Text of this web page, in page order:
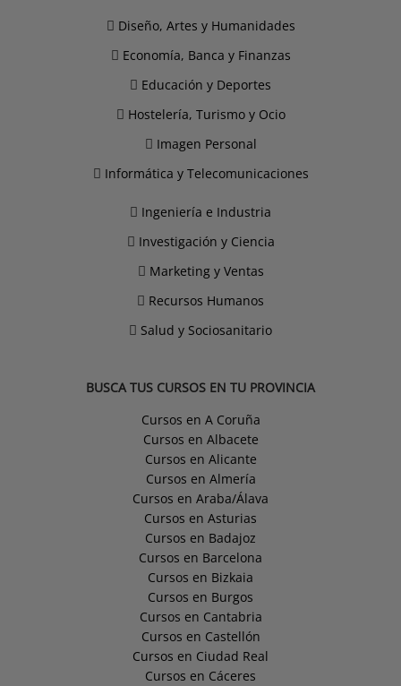
Diseño, Artes y Humanidades
Economía, Banca y Finanzas
Educación y Deportes
Hostelería, Turismo y Ocio
Imagen Personal
Informática y Telecomunicaciones
Ingeniería e Industria
Investigación y Ciencia
Marketing y Ventas
Recursos Humanos
Salud y Sociosanitario
BUSCA TUS CURSOS EN TU PROVINCIA
Cursos en A Coruña
Cursos en Albacete
Cursos en Alicante
Cursos en Almería
Cursos en Araba/Álava
Cursos en Asturias
Cursos en Badajoz
Cursos en Barcelona
Cursos en Bizkaia
Cursos en Burgos
Cursos en Cantabria
Cursos en Castellón
Cursos en Ciudad Real
Cursos en Cáceres